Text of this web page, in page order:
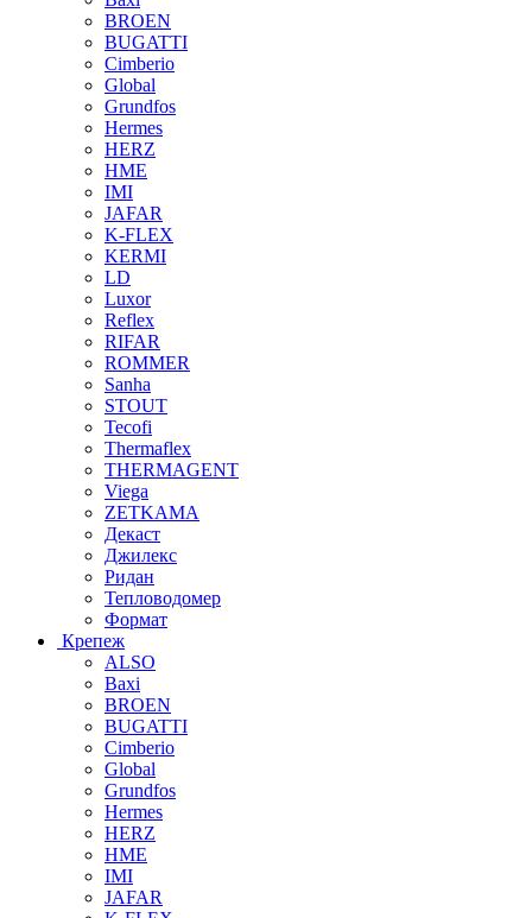
BROEN
BUGATTI
Cimberio
Global
Grundfos
Hermes
HERZ
HME
IMI
JAFAR
K-FLEX
KERMI
LD
Luxor
Reflex
RIFAR
ROMMER
Sanha
STOUT
Tecofi
Thermaflex
THERMAGENT
Viega
ZETKAMA
Декаст
Джилекс
Ридан
Тепловодомер
Формат
Крепеж
ALSO
Baxi
BROEN
BUGATTI
Cimberio
Global
Grundfos
Hermes
HERZ
HME
IMI
JAFAR